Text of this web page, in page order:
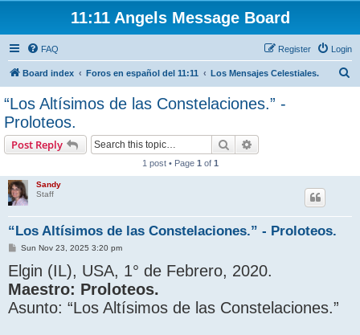
11:11 Angels Message Board
FAQ Login
Register
Board index Foros en español del 11:11 Los Mensajes Celestiales.
“Los Altísimos de las Constelaciones.” -
Proloteos.
Post Reply Search
1 post • Page 1 of 1
Sandy
Staff
“Los Altísimos de las Constelaciones.” - Proloteos.
P
s
t
Sun Nov 23, 2025 3:20 pm
Elgin (IL), USA, 1° de Febrero, 2020.
Maestro: Proloteos.
Asunto: “Los Altísimos de las Constelaciones.”